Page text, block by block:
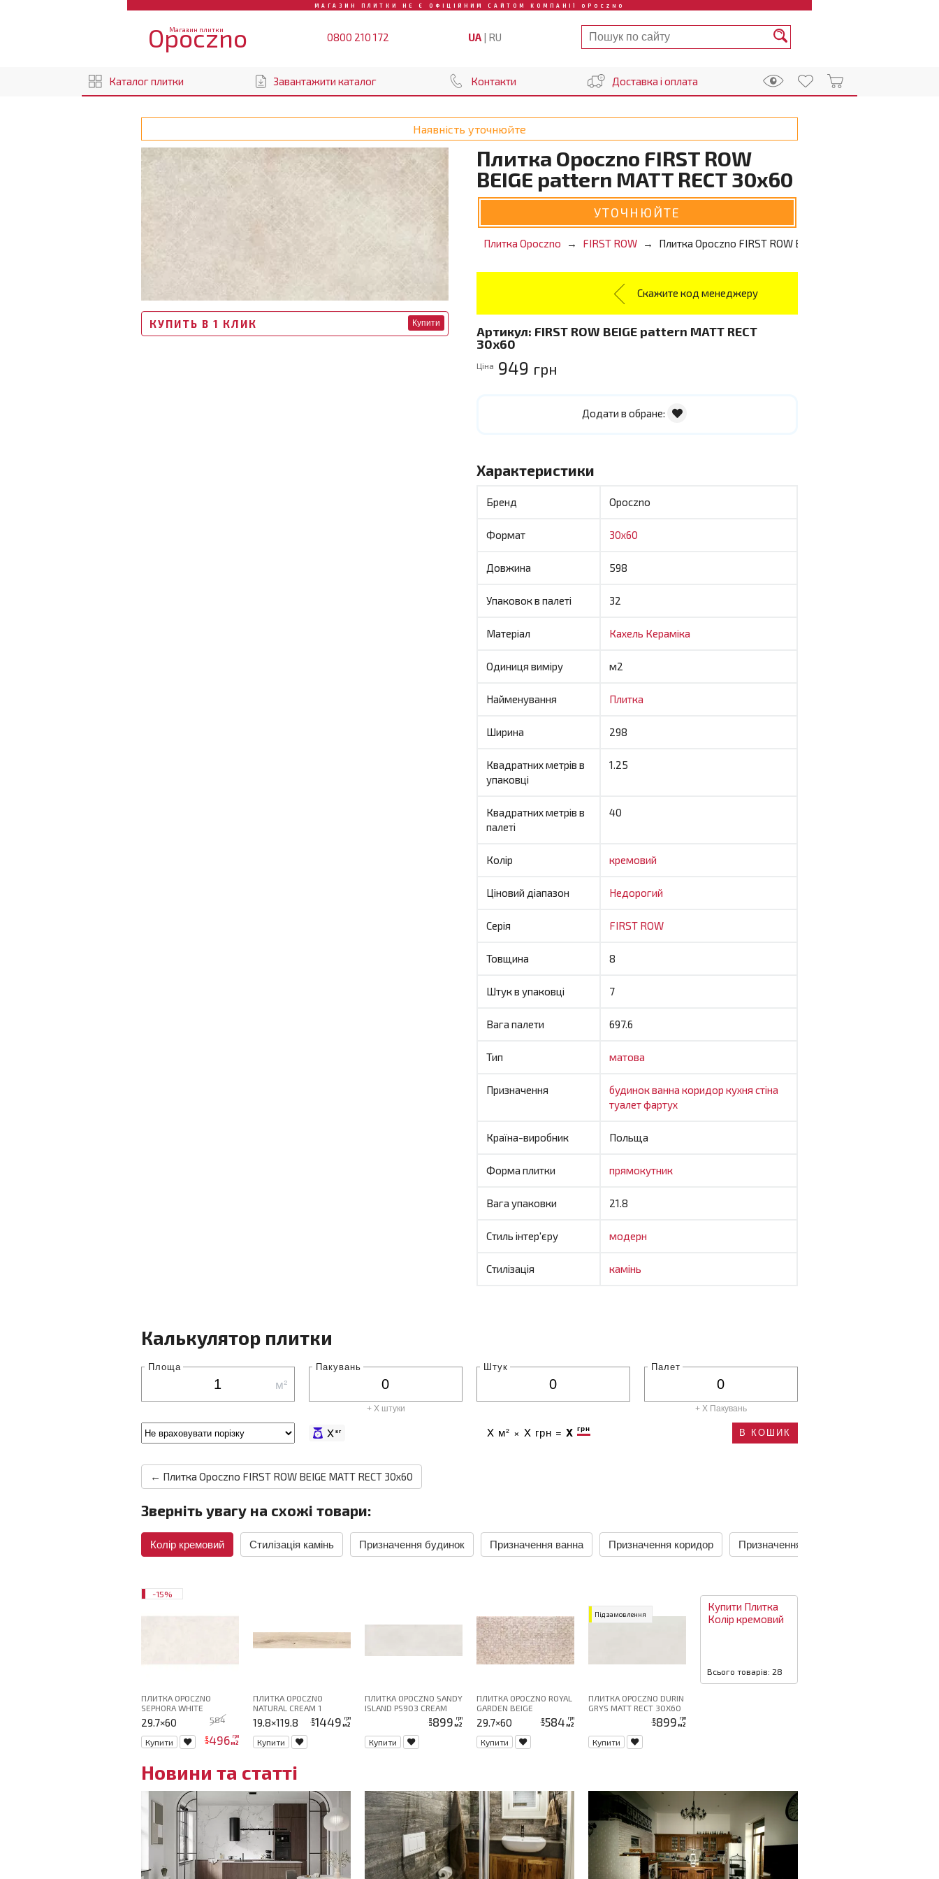
МАГАЗИН ПЛИТКИ НЕ Є ОФІЦІЙНИМ САЙТОМ КОМПАНІЇ OPOCZNO
Магазин плитки
Opoczno 0800 210 172 UA | RU
Каталог плитки Завантажити каталог Контакти Доставка і оплата
Наявність уточнюйте
КУПИТЬ В 1 КЛИК Купити
Плитка Opoczno FIRST ROW
BEIGE pattern MATT RECT 30x60
УТОЧНЮЙТЕ
Плитка Opoczno FIRST ROW Плитка Opoczno FIRST ROW BEIGE pattern MATT RECT
Скажите код менеджеру
Артикул: FIRST ROW BEIGE pattern MATT RECT
30x60
Ціна 949 грн
Додати в обране:
Характеристики
Бренд Opoczno
Формат 30x60
Довжина 598
Упаковок в палеті 32
Матеріал Кахель Кераміка
Одиниця виміру м2
Найменування Плитка
Ширина 298
Квадратних метрів в
упаковці
1.25
Квадратних метрів в
палеті
40
Колір кремовий
Ціновий діапазон Недорогий
Серія FIRST ROW
Товщина 8
Штук в упаковці 7
Вага палети 697.6
Тип матова
Призначення будинокванна коридор кухня стіна
туалетфартух
Країна-виробник Польща
Форма плитки прямокутник
Вага упаковки 21.8
Стиль інтер'єру модерн
Стилізація камінь
Калькулятор плитки
Площа
м²
Пакувань
+ X штуки
Штук Палет
+ X Пакувань
Xкг X м² × X грн = X грн В КОШИК
← Плитка Opoczno FIRST ROW BEIGE MATT RECT 30x60
Зверніть увагу на схожі товари:
Колір кремовий Стилізація камінь Призначення будинок Призначення ванна Призначення коридор Призначення кухня
-15%
ПЛИТКА OPOCZNO
SEPHORA WHITE
29.7×60 584
Купити ціна496 грн
м2
ПЛИТКА OPOCZNO
NATURAL CREAM 1
19.8×119.8 ціна1449 грн
м2
Купити
ПЛИТКА OPOCZNO SANDY
ISLAND PS903 CREAM
ціна899 грн
м2
Купити
ПЛИТКА OPOCZNO ROYAL
GARDEN BEIGE
29.7×60 ціна584 грн
м2
Купити
Під замовлення
ПЛИТКА OPOCZNO DURIN
GRYS MATT RECT 30X60
ціна899 грн
м2
Купити
Купити Плитка
Колір кремовий
Всього товарів: 28
Новини та статті